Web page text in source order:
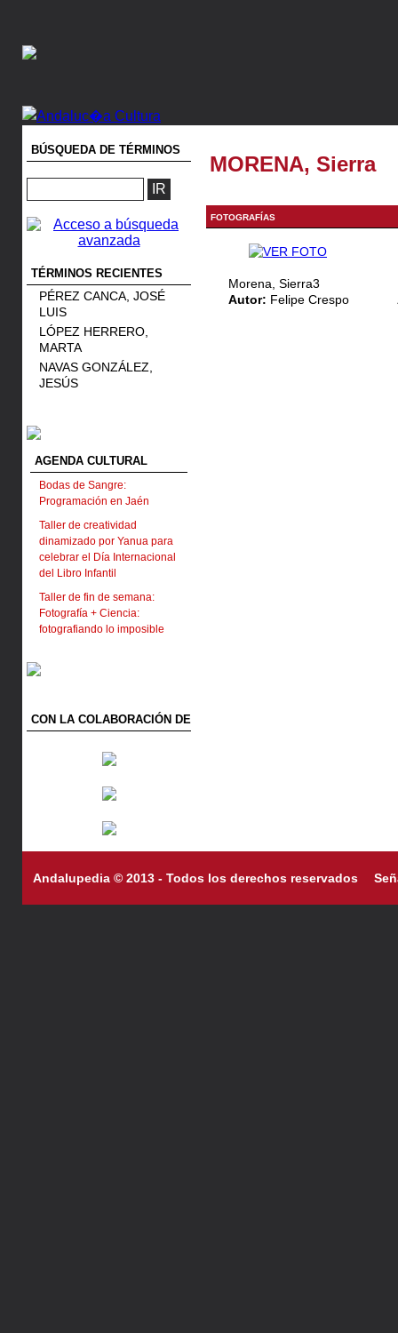
BÚSQUEDA DE TÉRMINOS
TÉRMINOS RECIENTES
PÉREZ CANCA, JOSÉ
LUIS
LÓPEZ HERRERO,
MARTA
NAVAS GONZÁLEZ,
JESÚS
AGENDA CULTURAL
Bodas de Sangre:
Programación en Jaén
Taller de creatividad
dinamizado por Yanua para
celebrar el Día Internacional
del Libro Infantil
Taller de fin de semana:
Fotografía + Ciencia:
fotografiando lo imposible
CON LA COLABORACIÓN DE
MORENA, Sierra
FOTOGRAFÍAS
Morena, Sierra3
Autor: Felipe Crespo
Andalupedia © 2013 - Todos los derechos reservados